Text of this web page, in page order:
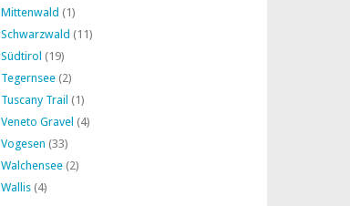
Mittenwald (1)
Schwarzwald (11)
Südtirol (19)
Tegernsee (2)
Tuscany Trail (1)
Veneto Gravel (4)
Vogesen (33)
Walchensee (2)
Wallis (4)